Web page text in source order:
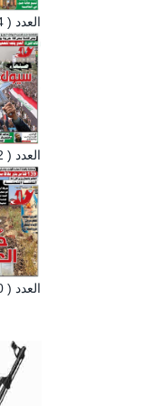
العدد ( 1904)
العدد ( 1902)
العدد ( 1900)